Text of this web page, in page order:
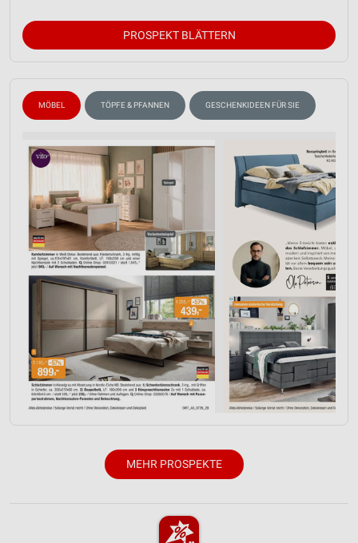
PROSPEKT BLÄTTERN
MÖBEL TÖPFE & PFANNEN GESCHENKIDEEN FÜR SIE
MEHR PROSPEKTE